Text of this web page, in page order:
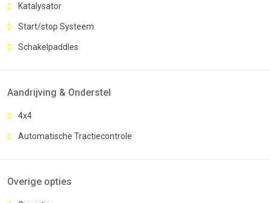
Katalysator
Start/stop Systeem
Schakelpaddles
Aandrijving & Onderstel
4x4
Automatische Tractiecontrole
Overige opties